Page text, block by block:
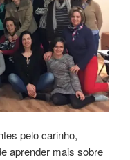
pelo carinho,
aprender mais sobre